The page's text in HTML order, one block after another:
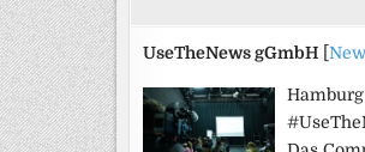
UseTheNews gGmbH